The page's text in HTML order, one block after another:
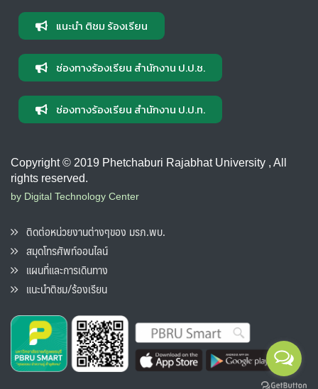
แนะนำ ติชม ร้องเรียน
ช่องทางร้องเรียน สำนักงาน ป.ป.ช.
ช่องทางร้องเรียน สำนักงาน ป.ป.ท.
Copyright © 2019 Phetchaburi Rajabhat University , All
rights reserved.
by Digital Technology Center
ติดต่อหน่วยงานต่างๆของ มรภ.พบ.
สมุดโทรศัพท์ออนไลน์
แผนที่และการเดินทาง
แนะนำติชม/ร้องเรียน